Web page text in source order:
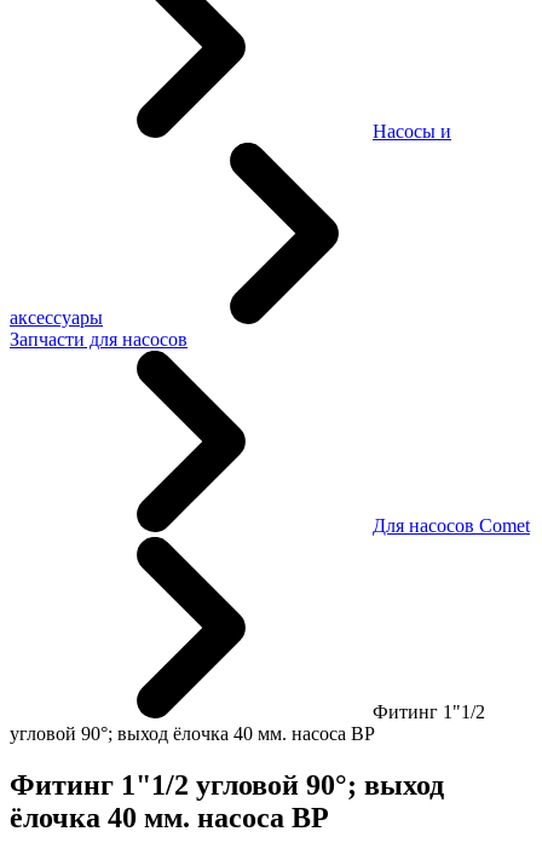
Насосы и
аксессуары
Запчасти для насосов
Для насосов Comet
Фитинг 1"1/2
угловой 90°; выход ёлочка 40 мм. насоса BP
Фитинг 1"1/2 угловой 90°; выход
ёлочка 40 мм. насоса BP